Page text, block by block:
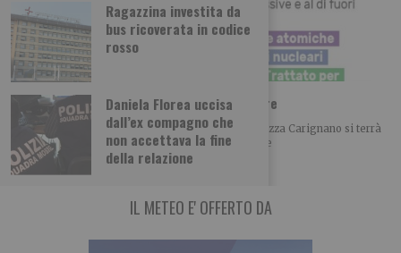
Ragazzina investita da
bus ricoverata in codice
rosso
Daniela Florea uccisa
dall’ex compagno che
non accettava la fine
della relazione
Hiroschima e Nagasaki: per non dimenticare
Domani, giovedì 6 agosto 2026, alle h, 21.00 in Piazza Carignano si terrà
la commemorazione delle tragedia di Hiroschima e
IL METEO E' OFFERTO DA